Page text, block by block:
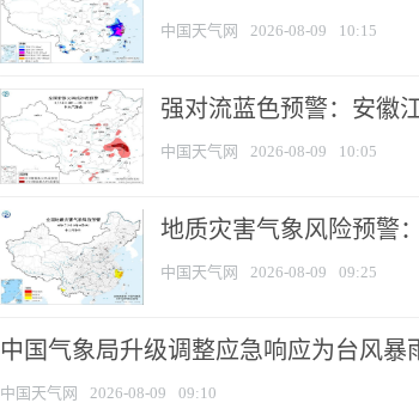
中国天气网 2026-08-09 10:15
强对流蓝色预警：安徽
中国天气网 2026-08-09 10:05
地质灾害气象风险预警
中国天气网 2026-08-09 09:25
中国气象局升级调整应急响应为台风暴
中国天气网 2026-08-09 09:10